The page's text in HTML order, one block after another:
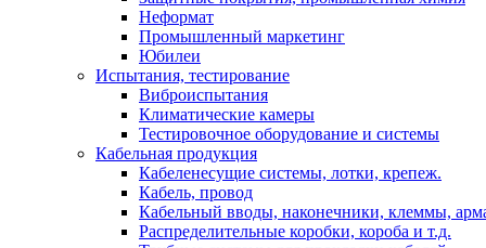
Неформат
Промышленный маркетинг
Юбилеи
Испытания, тестирование
Виброиспытания
Климатические камеры
Тестировочное оборудование и системы
Кабельная продукция
Кабеленесущие системы, лотки, крепеж.
Кабель, провод
Кабельный вводы, наконечники, клеммы,
Распределительные коробки, короба и т.д.